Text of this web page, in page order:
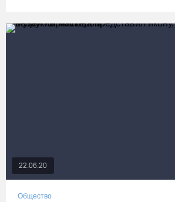
22.06.20
Общество